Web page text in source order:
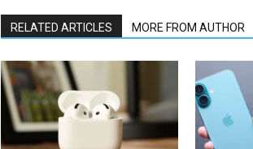
RELATED ARTICLES MORE FROM AUTHOR